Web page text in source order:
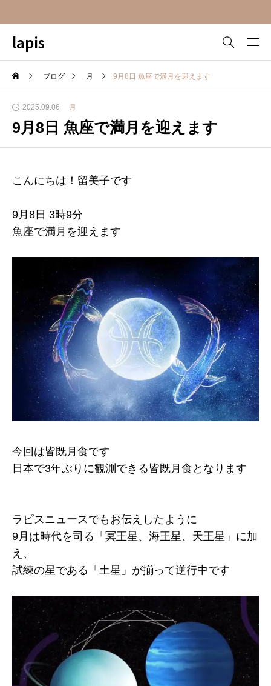
lapis
ブログ 月 9月8日 魚座で満月を迎えます
2025.09.06 月
9月8日 魚座で満月を迎えます
こんにちは！留美子です
9月8日 3時9分
魚座で満月を迎えます
今回は皆既月食です
日本で3年ぶりに観測できる皆既月食となります
ラピスニュースでもお伝えしたように
9月は時代を司る「冥王星、海王星、天王星」に加
え、
試練の星である「土星」が揃って逆行中です